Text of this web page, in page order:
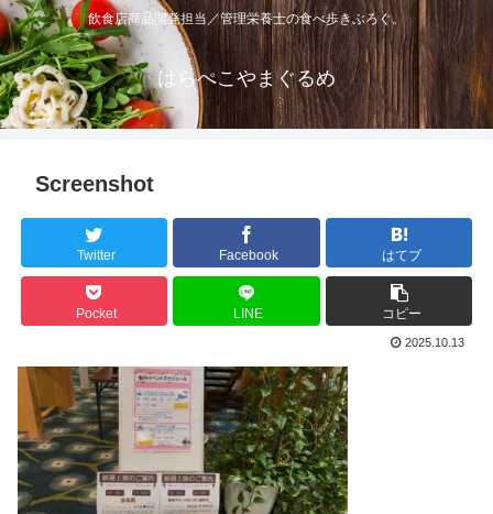
飲食店商品開発担当／管理栄養士の食べ歩きぶろぐ。
はらぺこやまぐるめ
Screenshot
Twitter Facebook はてブ
Pocket LINE コピー
2025.10.13